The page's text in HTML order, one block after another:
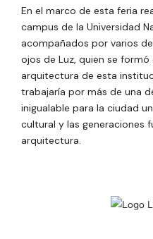
En el marco de esta feria
campus de la Universidad
acompañados por varios
ojos de Luz, quien se
arquitectura de esta
trabajaría por más de una
inigualable para la ciudad
cultural y las generaciones
arquitectura.